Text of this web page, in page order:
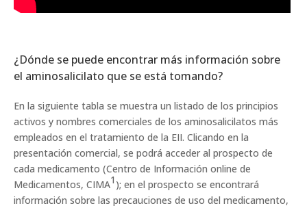
¿Dónde se puede encontrar más información sobre
el aminosalicilato que se está tomando?
En la siguiente tabla se muestra un listado de los principios
activos y nombres comerciales de los aminosalicilatos más
empleados en el tratamiento de la EII. Clicando en la
presentación comercial, se podrá acceder al prospecto de
cada medicamento (Centro de Información online de
Medicamentos, CIMA1 ); en el prospecto se encontrará
información sobre las precauciones de uso del medicamento,